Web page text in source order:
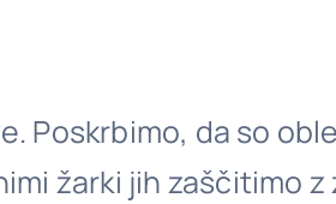
Poskrbimo, da so
žarki jih zaščitimo